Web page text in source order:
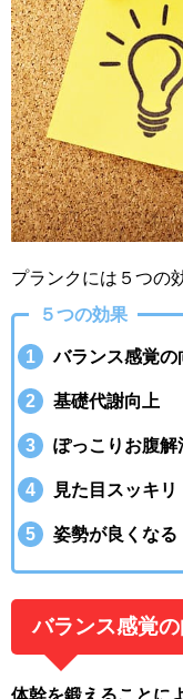
プランクには５つの
５つの効果
バランス感覚の
基礎代謝向上
ぽっこりお腹解
見た目スッキリ
姿勢が良くなる
バランス感覚
体幹を鍛えることに